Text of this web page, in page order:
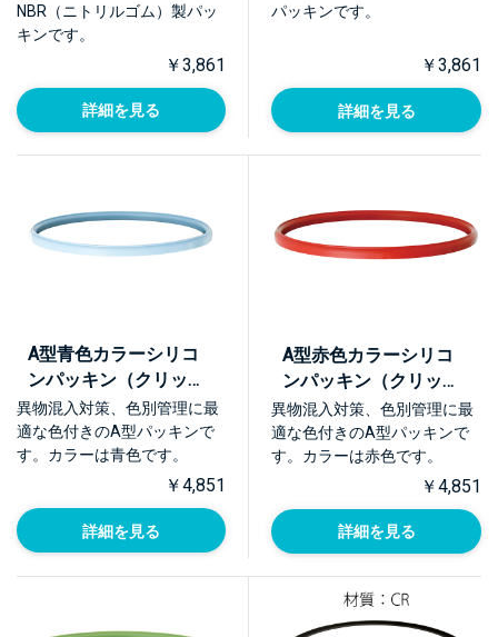
NBR（ニトリルゴム）製パッ
キンです。
￥3,861
詳細を見る
パッキンです。
￥3,861
詳細を見る
A型青色カラーシリコ
ンパッキン（クリップ
用）【PQA-BL】
異物混入対策、色別管理に最
適な色付きのA型パッキンで
す。カラーは青色です。
￥4,851
詳細を見る
A型赤色カラーシリコ
ンパッキン（クリップ
用）【PQA-RE】
異物混入対策、色別管理に最
適な色付きのA型パッキンで
す。カラーは赤色です。
￥4,851
詳細を見る